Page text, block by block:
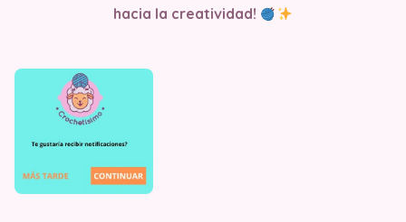
hacia la creatividad!